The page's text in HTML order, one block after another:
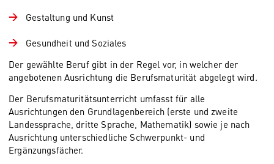
Gestaltung und Kunst
Gesundheit und Soziales
Der gewählte Beruf gibt in der Regel vor, in welcher der
angebotenen Ausrichtung die Berufsmaturität abgelegt wird.
Der Berufsmaturitätsunterricht umfasst für alle
Ausrichtungen den Grundlagenbereich (erste und zweite
Landessprache, dritte Sprache, Mathematik) sowie je nach
Ausrichtung unterschiedliche Schwerpunkt- und
Ergänzungsfächer.